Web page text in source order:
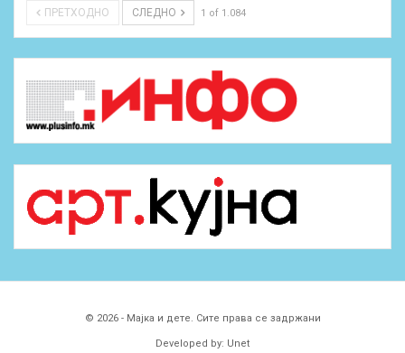
ПРЕТХОДНО СЛЕДНО 1 of 1.084
© 2026 - Мајка и дете. Сите права се задржани
Developed by: Unet